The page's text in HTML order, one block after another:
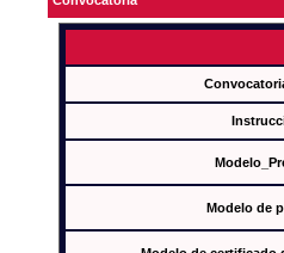
Modelo de